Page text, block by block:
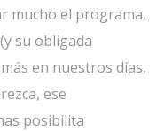
mucho el programa,
su obligada
en nuestros días,
ese
posibilita